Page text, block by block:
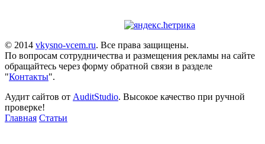
© 2014 vkysno-vcem.ru. Все права защищены.
По вопросам сотрудничества и размещения рекламы на сайте
обращайтесь через форму обратной связи в разделе
"Контакты".
Аудит сайтов от AuditStudio. Высокое качество при ручной
проверке!
Главная Статьи